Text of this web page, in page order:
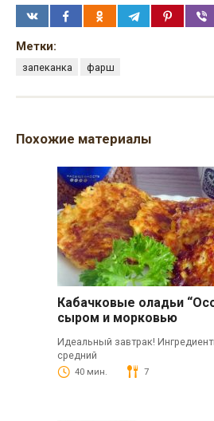
Метки:
запеканка фарш
Похожие материалы
Кабачковые оладьи
сыром и морковью
Идеальный завтрак!
средний
40 мин. 7